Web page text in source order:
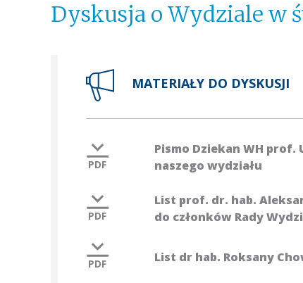
Dyskusja o Wydziale w
MATERIAŁY DO DYSKUSJI
PDF
Pismo Dziekan WH prof.
naszego wydziału
PDF
List prof. dr. hab.
do członków Rady
PDF List dr hab. Roksany